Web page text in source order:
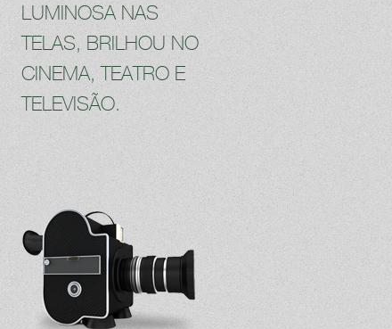
LUMINOSA NAS
TELAS, BRILHOU NO
CINEMA, TEATRO E
TELEVISÃO.